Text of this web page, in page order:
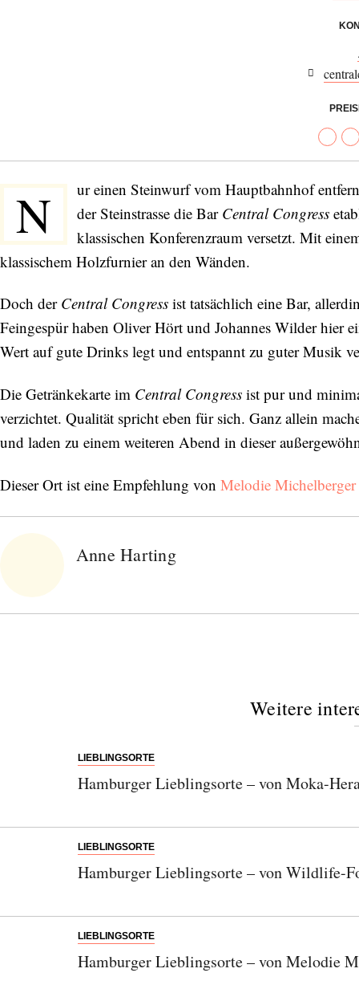
N
ur einen Steinwurf vom Hauptbahnhof
der Steinstrasse die Bar Central Congress
klassischen Konferenzraum versetzt. Mit
klassischem Holzfurnier an den Wänden.
Doch der Central Congress ist tatsächlich eine Bar,
Feingespür haben Oliver Hört und Johannes Wilder hier
Wert auf gute Drinks legt und entspannt zu guter Musik
Die Getränkekarte im Central Congress ist pur und
verzichtet. Qualität spricht eben für sich. Ganz allein
und laden zu einem weiteren Abend in dieser
Dieser Ort ist eine Empfehlung von Melodie
Anne Harting
Weitere
LIEBLINGSORTE
Hamburger Lieblingsorte – von Moka-
LIEBLINGSORTE
Hamburger Lieblingsorte – von Wildlife-
LIEBLINGSORTE
Hamburger Lieblingsorte – von Melodie